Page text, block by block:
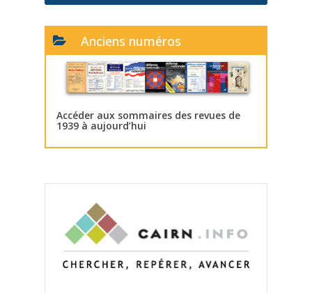
Anciens numéros
Accéder aux sommaires des revues de
1939 à aujourd’hui